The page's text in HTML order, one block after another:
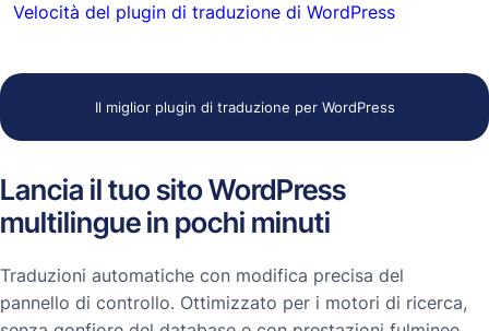
Velocità del plugin di traduzione di WordPress
Il miglior plugin di traduzione per WordPress
Lancia il tuo sito WordPress
multilingue in pochi minuti
Traduzioni automatiche con modifica precisa del
pannello di controllo. Ottimizzato per i motori di ricerca,